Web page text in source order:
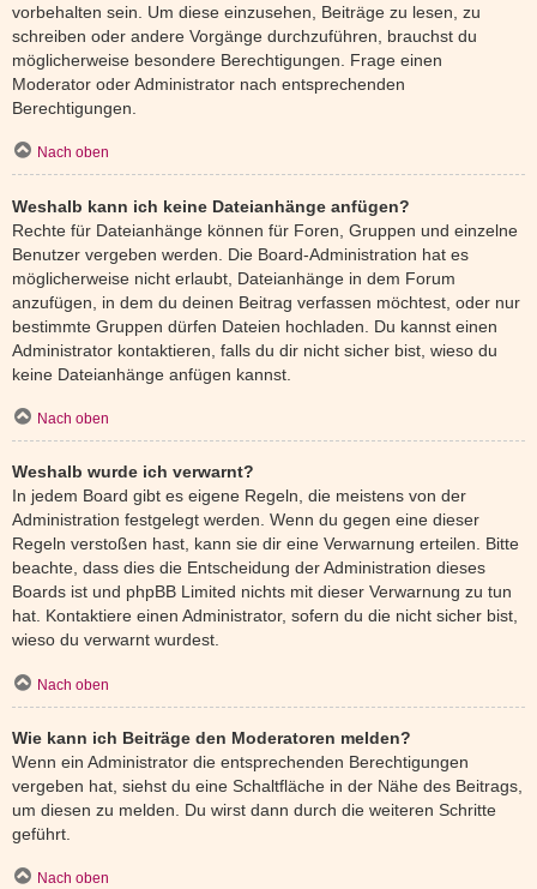
vorbehalten sein. Um diese einzusehen, Beiträge zu lesen, zu
schreiben oder andere Vorgänge durchzuführen, brauchst du
möglicherweise besondere Berechtigungen. Frage einen
Moderator oder Administrator nach entsprechenden
Berechtigungen.
Nach oben
Weshalb kann ich keine Dateianhänge anfügen?
Rechte für Dateianhänge können für Foren, Gruppen und einzelne
Benutzer vergeben werden. Die Board-Administration hat es
möglicherweise nicht erlaubt, Dateianhänge in dem Forum
anzufügen, in dem du deinen Beitrag verfassen möchtest, oder nur
bestimmte Gruppen dürfen Dateien hochladen. Du kannst einen
Administrator kontaktieren, falls du dir nicht sicher bist, wieso du
keine Dateianhänge anfügen kannst.
Nach oben
Weshalb wurde ich verwarnt?
In jedem Board gibt es eigene Regeln, die meistens von der
Administration festgelegt werden. Wenn du gegen eine dieser
Regeln verstoßen hast, kann sie dir eine Verwarnung erteilen. Bitte
beachte, dass dies die Entscheidung der Administration dieses
Boards ist und phpBB Limited nichts mit dieser Verwarnung zu tun
hat. Kontaktiere einen Administrator, sofern du die nicht sicher bist,
wieso du verwarnt wurdest.
Nach oben
Wie kann ich Beiträge den Moderatoren melden?
Wenn ein Administrator die entsprechenden Berechtigungen
vergeben hat, siehst du eine Schaltfläche in der Nähe des Beitrags,
um diesen zu melden. Du wirst dann durch die weiteren Schritte
geführt.
Nach oben